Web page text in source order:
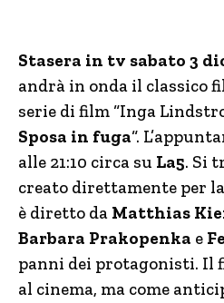
Stasera in tv sabato 3
andrà in onda il classico
serie di film “Inga
Sposa in fuga“.
alle 21:10 circa su La5. Si
creato direttamente per
è diretto da Matthias
Barbara Prakopenka e
panni dei protagonisti. Il
al cinema, ma come